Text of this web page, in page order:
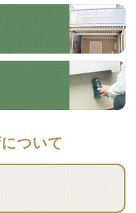
ついて